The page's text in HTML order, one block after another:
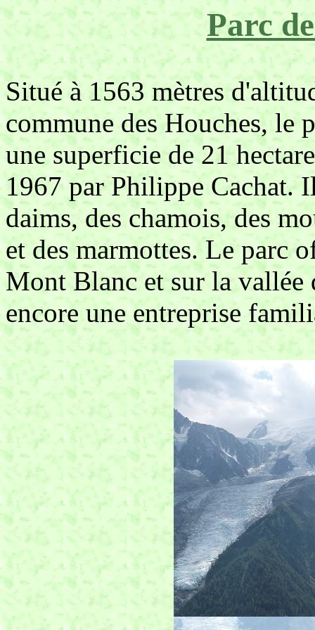
Parc
Situé à 1563 mètres
commune des Houches, le
une superficie de 21
1967 par Philippe Cachat.
daims, des chamois, des
et des marmottes. Le parc
Mont Blanc et sur la
encore une entreprise